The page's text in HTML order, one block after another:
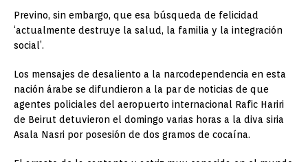
Previno, sin embargo, que esa búsqueda de felicidad
‘actualmente destruye la salud, la familia y la integración
social’.
Los mensajes de desaliento a la narcodependencia en esta
nación árabe se difundieron a la par de noticias de que
agentes policiales del aeropuerto internacional Rafic Hariri
de Beirut detuvieron el domingo varias horas a la diva siria
Asala Nasri por posesión de dos gramos de cocaína.